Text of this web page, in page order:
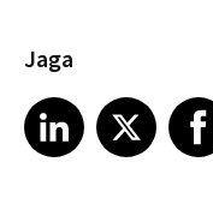
Jaga
Share article on LinkedIn
LinkedIn
Share article on XShare